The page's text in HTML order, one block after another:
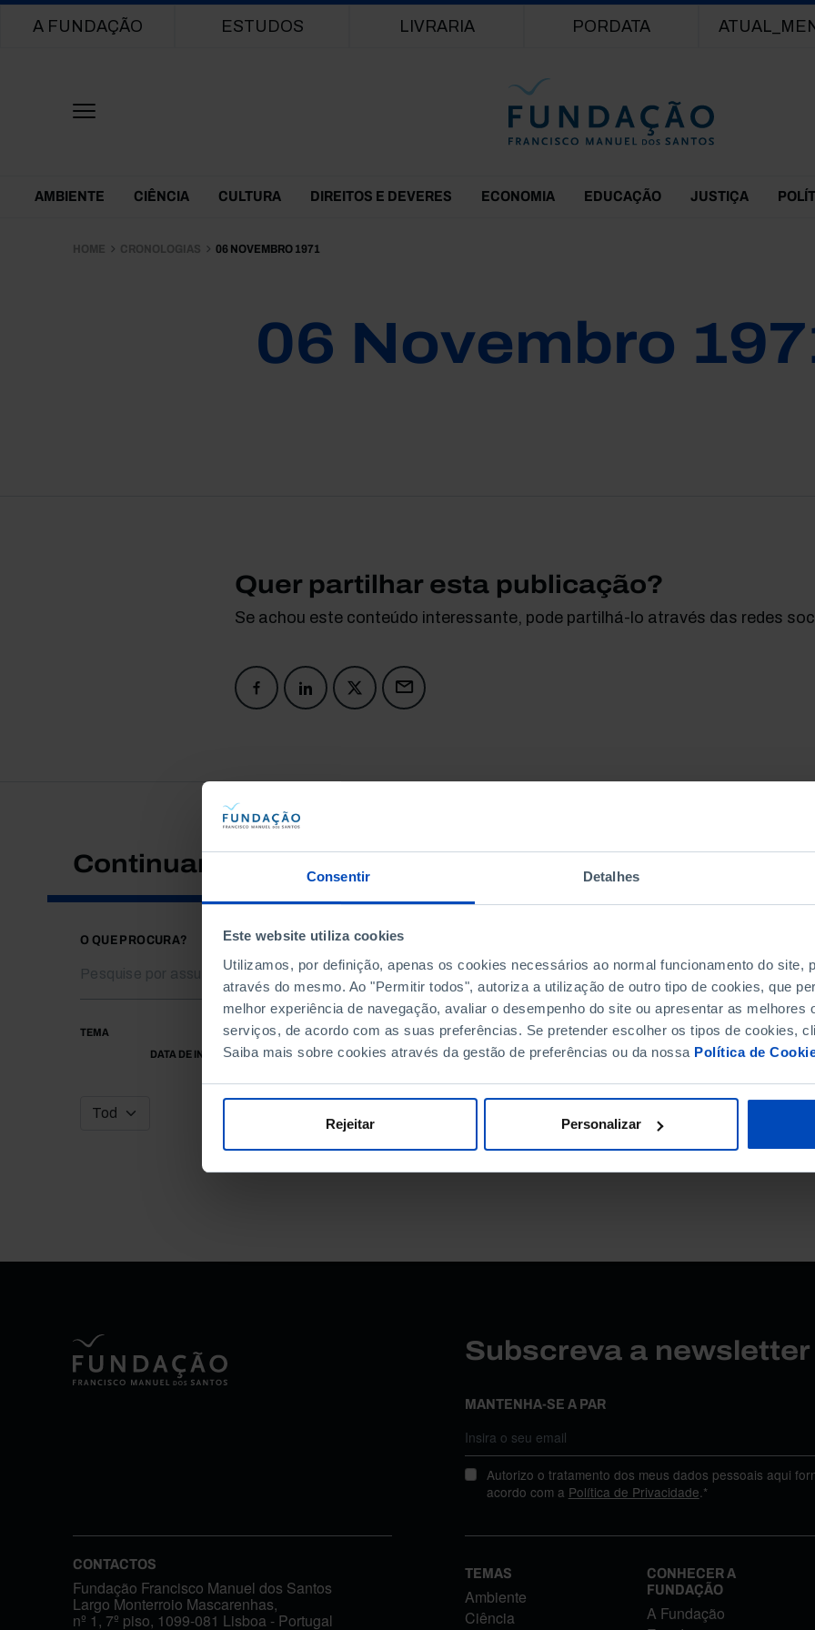
Consentir Detalhes
Este website utiliza cookies
Utilizamos, por definição, apenas os cookies necessários ao normal funcionamento do site,
através do mesmo. Ao "Permitir todos", autoriza a utilização de outro tipo de cookies, que
melhor experiência de navegação, avaliar o desempenho do site ou apresentar as melhores
serviços, de acordo com as suas preferências. Se pretender escolher os tipos de cookies,
Saiba mais sobre cookies através da gestão de preferências ou da nossa Política de
Rejeitar Personalizar
Main navigation
A FUNDAÇÃO ESTUDOS LIVRARIA PORDATA
Themes Menu
AMBIENTE CIÊNCIA CULTURA DIREITOS E DEVERES ECONOMIA EDUCAÇÃO JUSTIÇA
HOME CRONOLOGIAS 06 NOVEMBRO 1971
06 Novembro
Quer partilhar esta publicação?
Se achou este conteúdo interessante, pode partilhá-lo através das redes
Continuar a pesquisar
O QUE PROCURA?
TEMA
DATA DE INÍCIO
DATA DE FIM
Subscreva a
MANTENHA-SE A PAR
Autorizo o tratamento dos meus dados pessoais aqui
acordo com a Política de Privacidade.*
CONTACTOS
Fundação Francisco Manuel dos Santos
Largo Monterroio Mascarenhas,
nº 1, 7º piso, 1099-081 Lisboa - Portugal
TEMAS
Ambiente
Ciência
CONHECER A
FUNDAÇÃO
A Fundação